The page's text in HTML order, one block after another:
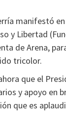
manifestó
y Libertad
de Arena,
tricolor.
que el
y apoyo en
que es